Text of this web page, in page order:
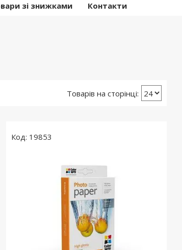
зі знижками Контакти
19853